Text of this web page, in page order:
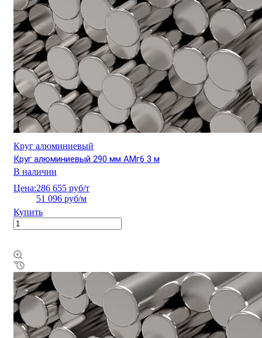
Круг алюминиевый
Круг алюминиевый 290 мм АМг6 3 м
В наличии
Цена:286 655 руб/т
51 096 руб/м
Купить